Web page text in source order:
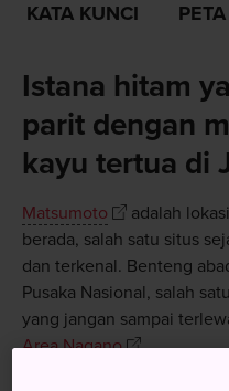
KATA KUNCI PETA
Istana hitam
parit dengan
kayu tertua di
Matsumoto
adalah
berada, salah satu situs
dan terkenal. Benteng
Pusaka Nasional, salah
yang jangan sampai
Area Nagano
.